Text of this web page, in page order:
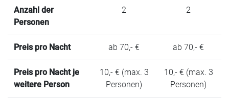
Anzahl der
Personen
2 2
Preis pro Nacht ab 70,- € ab 70,- €
Preis pro Nacht je
weitere Person
10,- € (max. 3
Personen)
10,- € (max. 3
Personen)